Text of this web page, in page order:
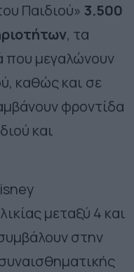
Παιδιού» 3.500
, τα
που μεγαλώνουν
καθώς και σε
φροντίδα
και
μεταξύ 4 και
στην